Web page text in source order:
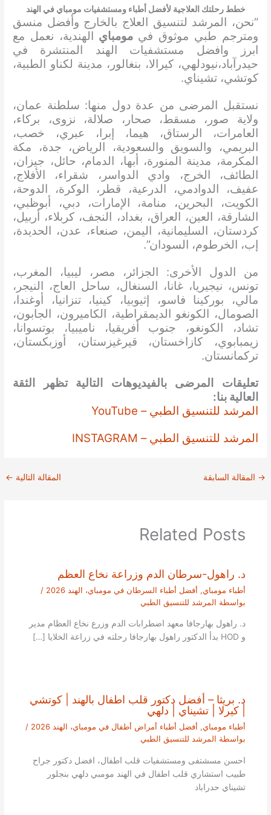
خطط رحلتك العلاجية لأفضل أطباء ومستشفيات مومباي في الهند
“نحن، المرشد لتنسيق العلاج بالخارج وأفضل منسق
ومترجم طبي موثوق في مومباي الهندية، نعمل مع
ابرز وافضل مستشفيات الهند المنتشرة في
حيدرآباد،نيودلهي، كيرالا، بنغالور، مدينة لكناو الطبية،
كوتشي، تشيناي.
نستقبل المرضى من عدة دول منها: سلطنة عمان،
ولاية صور، مسقط، صحار، صلالة، نزوى، بركاء،
العامرات، الرستاق، هيما، إبرا، عبري، خصب،
البريمي، والسويق والسعودية، الرياض، جدة، مكة
المكرمة، مدينة المنورة، أبها، الدمام، حائل، جيزان،
الطائف، الخرج، وادي الدواسر، شقراء، الأفلاج،
عفيف، الدوادمي، الدرعية، قطر، الوكرة، الدوحة،
الكويت، البحرين، منامة، الإمارات، دبي، أبوظبي،
الشارقة، العين، العراق، بغداد، النجف، كربلاء، أربيل،
كردستان، السليمانية، اليمن، صنعاء، عدن، الحديدة،
إب، الخرطوم، السودان”.
من الدول الأخرى: الجزائر، مصر، ليبيا، المغرب،
تونس، نيجيريا، غانا، السنغال، ساحل العاج، النيجر،
مالي، بوركينا فاسو، إثيوبيا، كينيا، تنزانيا، أوغندا،
الصومال، الكونغو الديمقراطية، الكاميرون، الجابون،
تشاد، الكونغو، جنوب أفريقيا، ناميبيا، بوتسوانا،
زيمبابوي، كازاخستان، قيرغيزستان، أوزبكستان،
تركمانستان.
تعليقات المرضى بالفيديوهات التالية تظهر الثقة
العالية بنا:
المرشد للتنسيق الطبي – YouTube
المرشد للتنسيق الطبي – INSTAGRAM
→ المقالة السابقة المقالة التالية ←
Related Posts
د. راهول-سرطان الدم وزراعة نخاع العظم
أطباء مومباي, أفضل أطباء السرطان في مومباي، الهند 2026
/
بواسطة المرشد للتنسيق الطبي
د. راهول بهارجافا معهد اضطرابات الدم وزرع نخاع العظام مدير
و HOD بدأ الدكتور راهول بهارجافا رحلته في زراعة الخلايا […]
د. بريثا – أفضل دكتور قلب اطفال بالهند | كوتشي
| كيرلا | تشيناي | دلهي
أطباء مومباي, أفضل أطباء أمراض أطفال في مومباي، الهند 2026
/
بواسطة المرشد للتنسيق الطبي
احسن مسشتفى ومستشفيات قلب اطفال، افضل دكتور جراح
طبيب استشاري قلب اطفال في الهند مومبي دلهي بنجلور
تشيناي حدراباد